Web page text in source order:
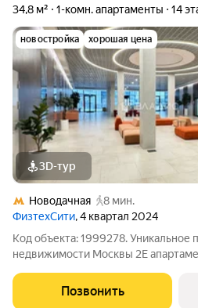
34,8 м² 1-комн. апартаменты 14
новостройка хорошая цена
3D-тур
Новодачная
8 мин.
ФизтехСити, 4 квартал 2024
Код объекта: 1999278. Уникальное
недвижимости Москвы 2Е апартаменты в современном жилом
дома. Общая площадь 34,81 кв. м. Это идеальный выбор для
тех, кто ценит
Позвонить